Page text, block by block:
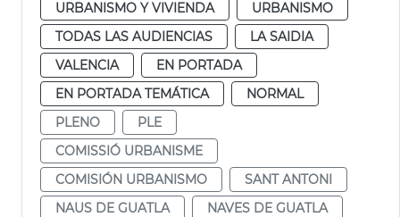
URBANISMO Y VIVIENDA
URBANISMO
TODAS LAS AUDIENCIAS
LA SAIDIA
VALENCIA
EN PORTADA
EN PORTADA TEMÁTICA
NORMAL
PLENO
PLE
COMISSIÓ URBANISME
COMISIÓN URBANISMO
SANT ANTONI
NAUS DE GUATLA
NAVES DE GUATLA